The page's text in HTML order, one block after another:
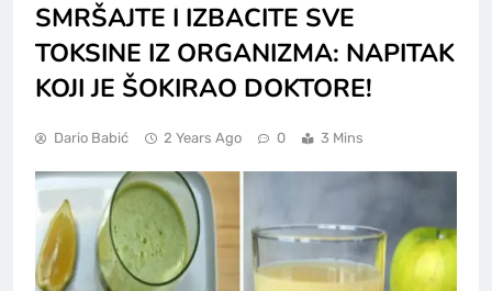
SMRŠAJTE I IZBACITE SVE
TOKSINE IZ ORGANIZMA: NAPITAK
KOJI JE ŠOKIRAO DOKTORE!
Dario Babić 2 Years Ago 0 3 Mins